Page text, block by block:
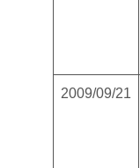
2009/09/21